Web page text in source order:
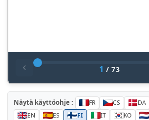
1 / 73
Näytä käyttöohje : FR CS DA
EN
ES FI IT KO